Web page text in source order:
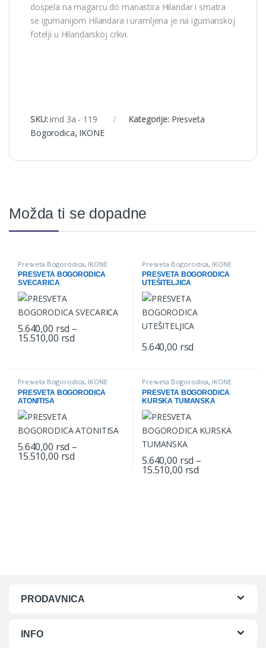
dospela na magarcu do manastira Hilandar i smatra
se igumanijom Hilandara i uramljena je na igumanskoj
fotelji u Hilandarskoj crkvi.
SKU:imd 3a - 119 Kategorije: Presveta
Bogorodica, IKONE
Možda ti se dopadne
Presveta Bogorodica, IKONE
PRESVETA BOGORODICA
SVECARICA
5.640,00 rsd –
15.510,00 rsd
This product has multiple variants. The options may be chosen
Presveta Bogorodica, IKONE
PRESVETA BOGORODICA
UTEŠITELJICA
5.640,00 rsd
This product has multiple
Presveta Bogorodica, IKONE
PRESVETA BOGORODICA
ATONITISA
5.640,00 rsd –
15.510,00 rsd Price range: 5.640,00 rsd through 15.510,00
This product has multiple variants. The options may be chosen
Presveta Bogorodica, IKONE
PRESVETA BOGORODICA
KURSKA TUMANSKA
5.640,00 rsd –
15.510,00 rsd
This product has multiple
PRODAVNICA
INFO